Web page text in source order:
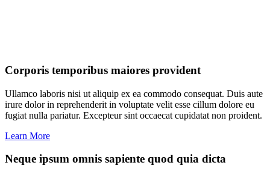
Corporis temporibus maiores provident
Ullamco laboris nisi ut aliquip ex ea commodo consequat. Duis aute
irure dolor in reprehenderit in voluptate velit esse cillum dolore eu
fugiat nulla pariatur. Excepteur sint occaecat cupidatat non proident.
Learn More
Neque ipsum omnis sapiente quod quia dicta